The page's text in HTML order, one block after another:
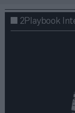
2Playbook